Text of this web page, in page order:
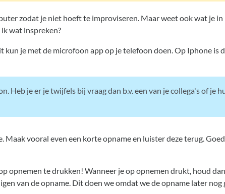
zodat je niet hoeft te improviseren. Maar weet ook wat je in
wat inspreken?
je met de microfoon app op je telefoon doen. Op Iphone is
Heb je er je twijfels bij vraag dan b.v. een van je collega's of je
vooral even een korte opname en luister deze terug.
opnemen te drukken! Wanneer je op opnemen drukt, houd
van de opname. Dit doen we omdat we de opname later nog